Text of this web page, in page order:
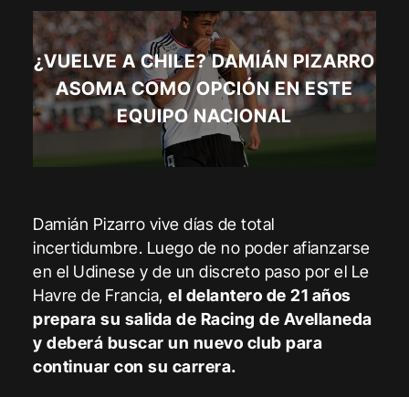
¿VUELVE A CHILE? DAMIÁN PIZARRO
ASOMA COMO OPCIÓN EN ESTE
EQUIPO NACIONAL
Damián Pizarro vive días de total
incertidumbre. Luego de no poder afianzarse
en el Udinese y de un discreto paso por el Le
Havre de Francia,el delantero de 21 años
prepara su salida de Racing de Avellaneda
y deberá buscar un nuevo club para
continuar con su carrera.